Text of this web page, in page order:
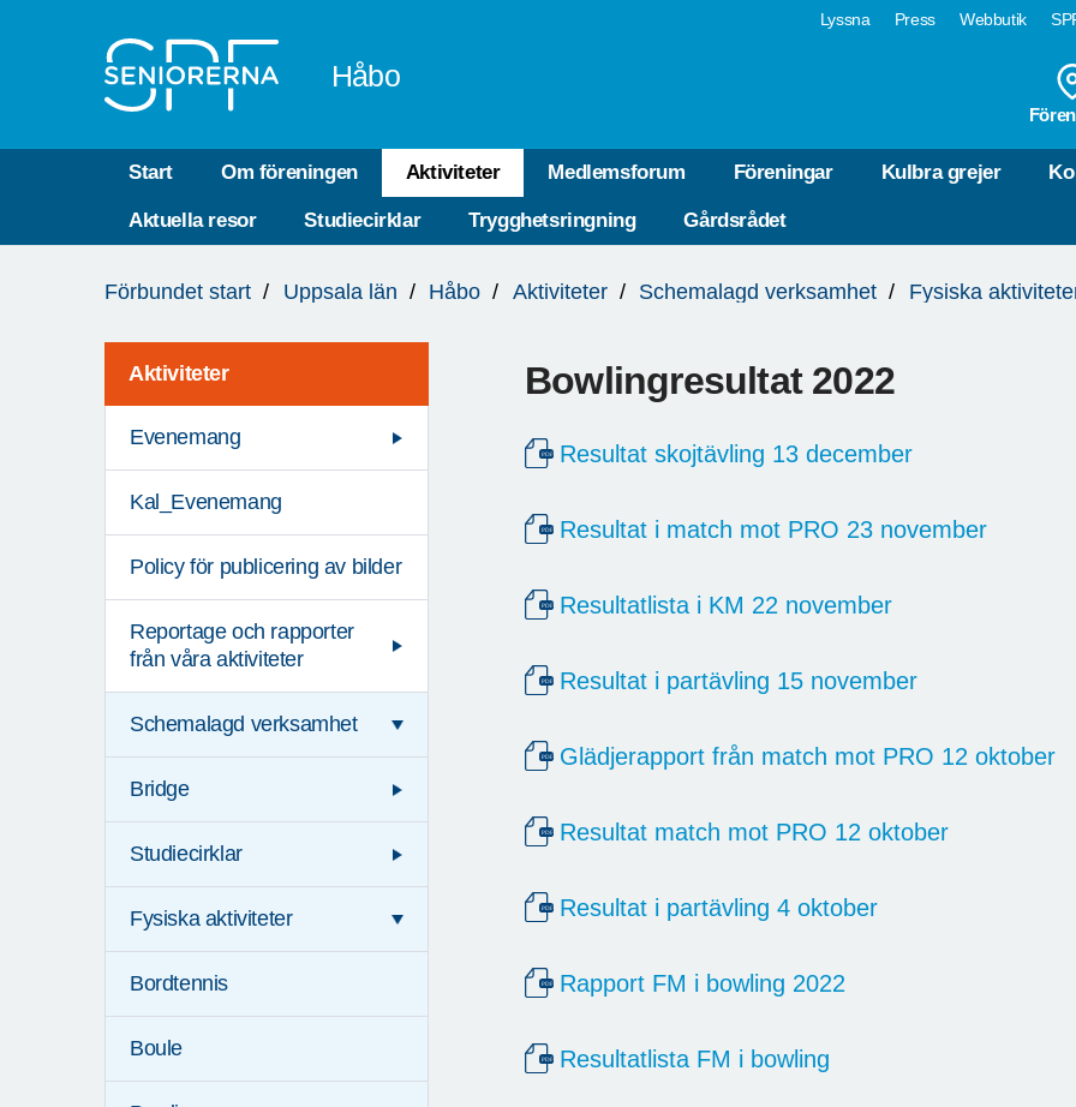
Lyssna Press Webbutik
Håbo
Start Om föreningen Aktiviteter Medlemsforum Föreningar Kulbra grejer
Aktuella resor Studiecirklar Trygghetsringning Gårdsrådet
är
Förbundet start Uppsala län Håbo Aktiviteter Schemalagd verksamhet Fysiska
Aktiviteter
Evenemang
Kal_Evenemang
Policy för publicering av bilder
Reportage och rapporter
från våra aktiviteter
Schemalagd verksamhet
Bridge
Studiecirklar
Fysiska aktiviteter
Bordtennis
Boule
Bowlingresultat 2022
Resultat skojtävling 13 december
Resultat i match mot PRO 23 november
Resultatlista i KM 22 november
Resultat i partävling 15 november
Glädjerapport från match mot PRO 12 oktober
Resultat match mot PRO 12 oktober
Resultat i partävling 4 oktober
Rapport FM i bowling 2022
Resultatlista FM i bowling